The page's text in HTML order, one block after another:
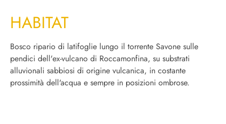
HABITAT
Bosco ripario di latifoglie lungo il torrente Savone sulle
pendici dell'ex-vulcano di Roccamonfina, su substrati
alluvionali sabbiosi di origine vulcanica, in costante
prossimità dell'acqua e sempre in posizioni ombrose.